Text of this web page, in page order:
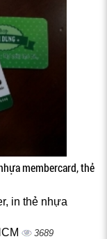
membercard, thẻ
in thẻ nhựa
3689